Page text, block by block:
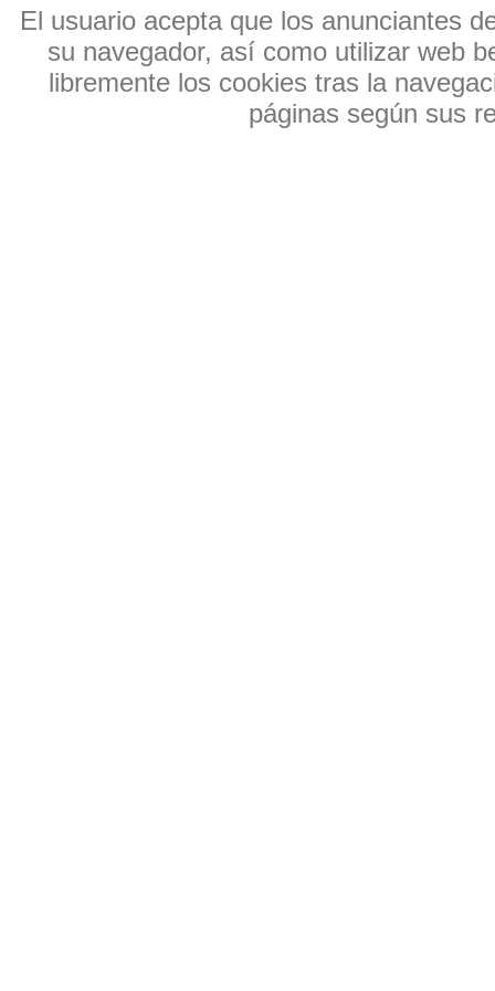
El usuario acepta que los anunciantes
su navegador, así como utilizar web
libremente los cookies tras la
páginas según sus